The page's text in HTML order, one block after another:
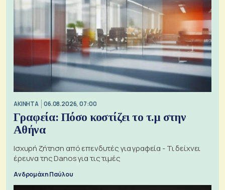
ΑΚΙΝΗΤΑ 06.08.2026, 07:00
Γραφεία: Πόσο κοστίζει το τ.μ στην
Αθήνα
Ισχυρή ζήτηση από επενδυτές για γραφεία - Τι δείχνει
έρευνα της Danos για τις τιμές
Ανδρομάχη Παύλου